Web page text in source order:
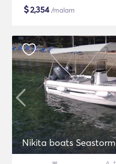
$2,354/malam
Nikita boats Seastorm